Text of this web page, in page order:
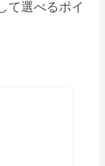
て選べるポイ